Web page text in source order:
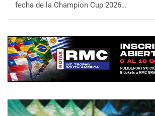
fecha de la Champion Cup 2026…